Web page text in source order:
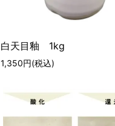
白天目釉 1kg
1,350円(税込)